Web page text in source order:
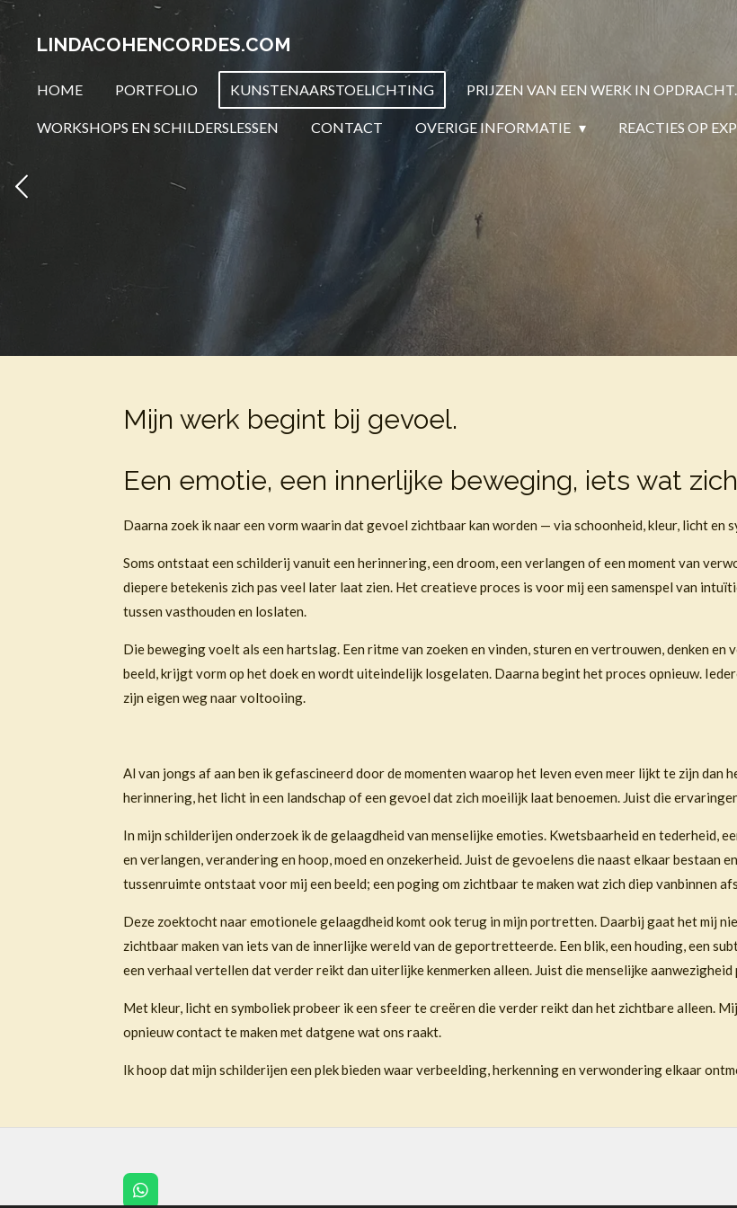
Ga
naar
LINDACOHENCORDES.COM
HOME PORTFOLIO KUNSTENAARSTOELICHTING PRIJZEN VAN EEN WERK IN OPDRACHT.
WORKSHOPS EN SCHILDERSLESSEN CONTACT OVERIGE INFORMATIE REACTIES OP
Mijn werk begint bij gevoel.
Een emotie, een innerlijke beweging, iets wat
Daarna zoek ik naar een vorm waarin dat gevoel zichtbaar kan worden — via schoonheid, kleur, licht en
Soms ontstaat een schilderij vanuit een herinnering, een droom, een verlangen of een moment van
diepere betekenis zich pas veel later laat zien. Het creatieve proces is voor mij een samenspel van
tussen vasthouden en loslaten.
Die beweging voelt als een hartslag. Een ritme van zoeken en vinden, sturen en vertrouwen, denken
beeld, krijgt vorm op het doek en wordt uiteindelijk losgelaten. Daarna begint het proces opnieuw.
zijn eigen weg naar voltooiing.
Al van jongs af aan ben ik gefascineerd door de momenten waarop het leven even meer lijkt te zijn dan
herinnering, het licht in een landschap of een gevoel dat zich moeilijk laat benoemen. Juist die
In mijn schilderijen onderzoek ik de gelaagdheid van menselijke emoties. Kwetsbaarheid en tederheid,
en verlangen, verandering en hoop, moed en onzekerheid. Juist de gevoelens die naast elkaar bestaan
tussenruimte ontstaat voor mij een beeld; een poging om zichtbaar te maken wat zich diep vanbinnen
Deze zoektocht naar emotionele gelaagdheid komt ook terug in mijn portretten. Daarbij gaat het mij
zichtbaar maken van iets van de innerlijke wereld van de geportretteerde. Een blik, een houding, een
een verhaal vertellen dat verder reikt dan uiterlijke kenmerken alleen. Juist die menselijke
Met kleur, licht en symboliek probeer ik een sfeer te creëren die verder reikt dan het zichtbare alleen.
opnieuw contact te maken met datgene wat ons raakt.
Ik hoop dat mijn schilderijen een plek bieden waar verbeelding, herkenning en verwondering elkaar
W